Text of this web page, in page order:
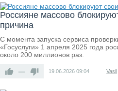
Россияне массово
причина
С момента запуска сервиса
«Госуслуги» 1 апреля 2025 года
около 200 миллионов раз.
— 19.06.2026 09:04 Vasil